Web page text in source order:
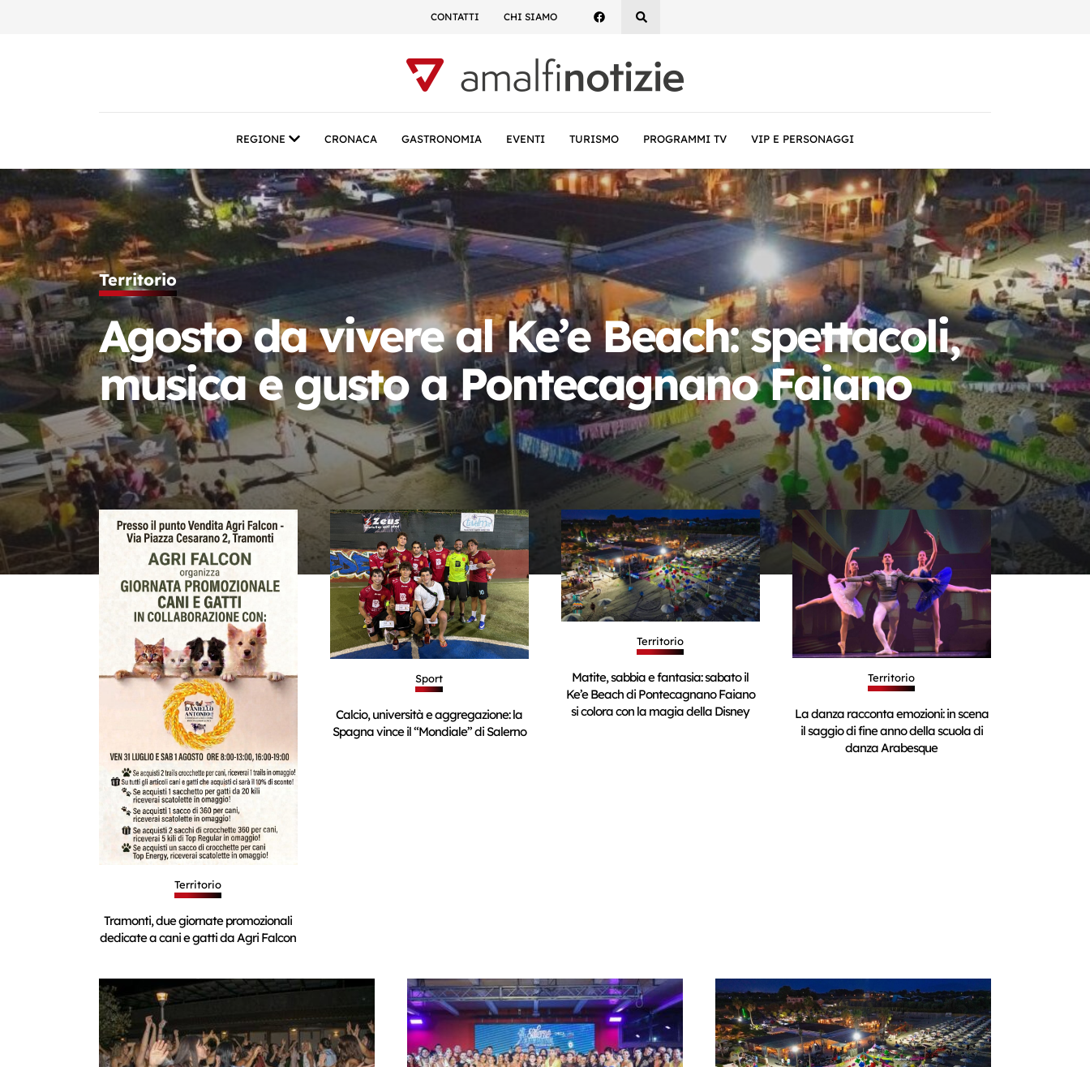
CONTATTI CHI SIAMO
REGIONE CRONACA GASTRONOMIA EVENTI TURISMO PROGRAMMI TV VIP E PERSONAGGI
Territorio
Agosto da vivere al Ke’e Beach: spettacoli,
musica e gusto a Pontecagnano Faiano
Territorio
Tramonti, due giornate promozionali
dedicate a cani e gatti da Agri Falcon
Sport
Calcio, università e aggregazione: la
Spagna vince il “Mondiale” di Salerno
Territorio
Matite, sabbia e fantasia: sabato il
Ke’e Beach di Pontecagnano Faiano
si colora con la magia della Disney
Territorio
La danza racconta emozioni: in scena
il saggio di fine anno della scuola di
danza Arabesque